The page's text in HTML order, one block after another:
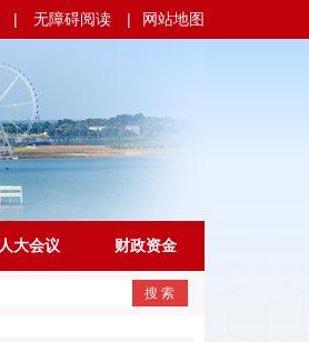
| 无障碍阅读 | 网站地图
人大会议 财政资金
搜 索